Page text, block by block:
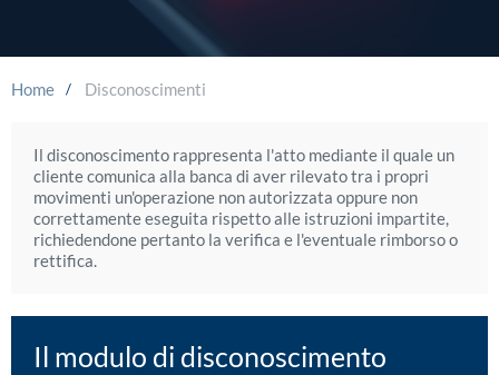
Home Disconoscimenti
Il disconoscimento rappresenta l'atto mediante il quale un
cliente comunica alla banca di aver rilevato tra i propri
movimenti un'operazione non autorizzata oppure non
correttamente eseguita rispetto alle istruzioni impartite,
richiedendone pertanto la verifica e l'eventuale rimborso o
rettifica.
Il modulo di disconoscimento